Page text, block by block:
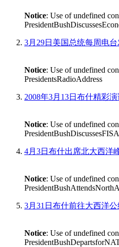
Notice: Use of undefined
3月29日美国总统每周电
Notice: Use of undefined
PresidentsRadioAddress
2008年3月13日布什精彩
Notice: Use of undefined
4月3日布什出席北大西洋
Notice: Use of undefined
3月31日布什前往大西洋
Notice: Use of undefined